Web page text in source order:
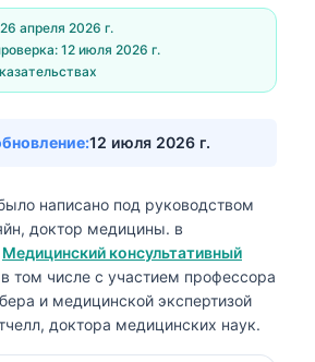
26 апреля 2026 г.
12 июля 2026 г.
12 июля 2026 г.
написано под руководством
доктор медицины. в
Медицинский консультативный
том числе с участием профессора
и медицинской экспертизой
доктора медицинских наук.